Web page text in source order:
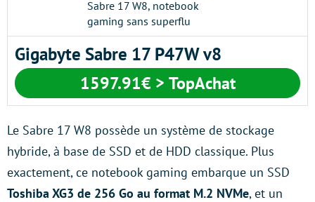
Gigabyte Sabre 17 P47W v8
1597.91€ > TopAchat
Le Sabre 17 W8 possède un système de stockage
hybride, à base de SSD et de HDD classique. Plus
exactement, ce notebook gaming embarque un SSD
Toshiba XG3 de 256 Go au format M.2 NVMe, et un